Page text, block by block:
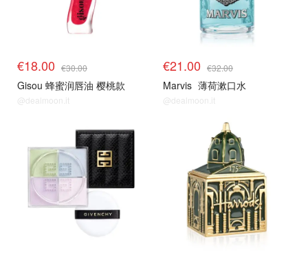
€18.00 €30.00
Gisou 蜂蜜润唇油 樱桃款
@dealmoon.it
€21.00 €32.00
Marvis 薄荷漱口水
@dealmoon.it